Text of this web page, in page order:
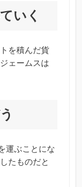
いく
を積んだ貨
ェームスは
運ぶことにな
たものだと